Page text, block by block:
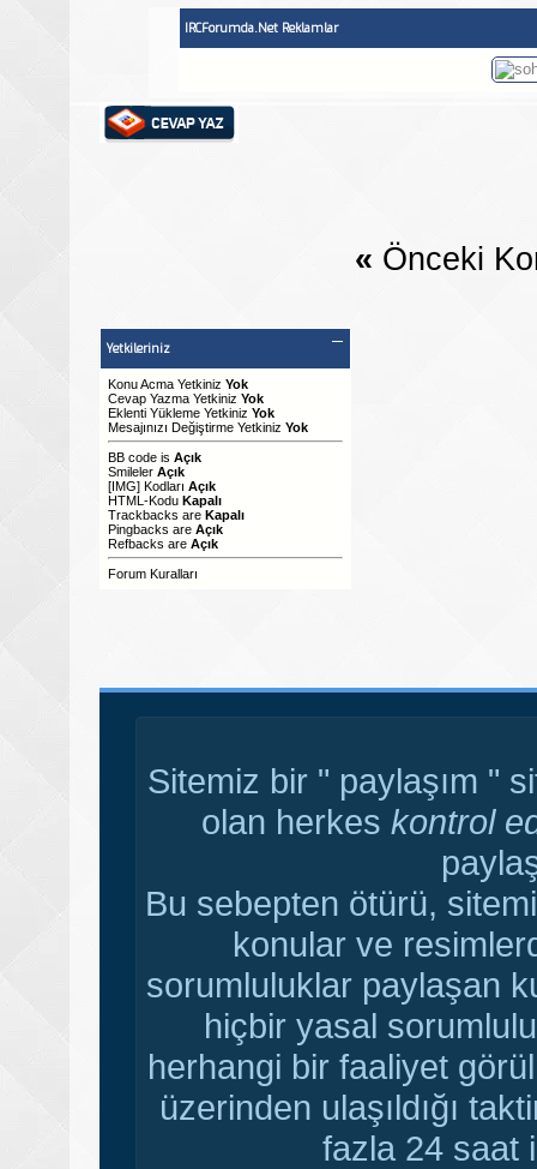
IRCForumda.Net Reklamlar
« Önceki
Yetkileriniz
Konu Acma Yetkiniz Yok
Cevap Yazma Yetkiniz Yok
Eklenti Yükleme Yetkiniz Yok
Mesajınızı Değiştirme Yetkiniz Yok
BB code is Açık
Smileler Açık
[IMG] Kodları Açık
HTML-Kodu Kapalı
Trackbacks are Kapalı
Pingbacks are Açık
Refbacks are Açık
Forum Kuralları
Sitemiz bir " paylaşım "
olan herkes kontrol
Bu sebepten ötürü,
konular ve
sorumluluklar paylaşan
hiçbir yasal
herhangi bir faaliyet
üzerinden ulaşıldığı
fazla 24 saat